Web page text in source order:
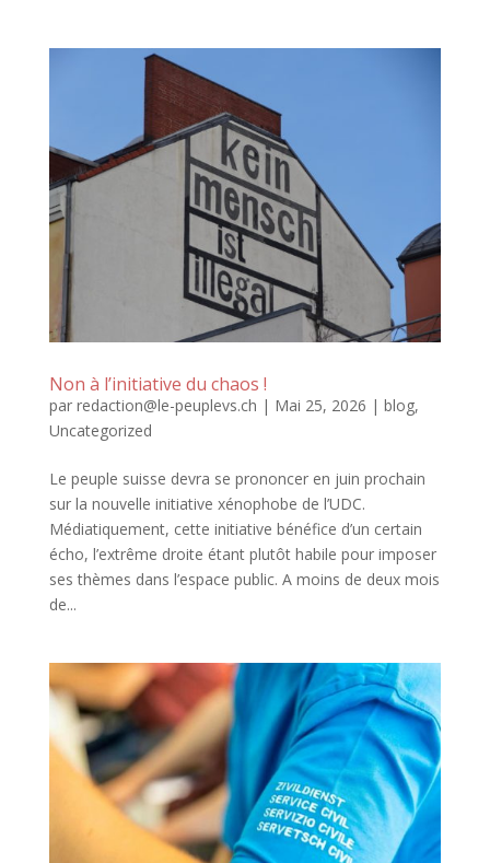
Non à l’initiative du chaos !
par redaction@le-peuplevs.ch | Mai 25, 2026 | blog,
Uncategorized
Le peuple suisse devra se prononcer en juin prochain
sur la nouvelle initiative xénophobe de l’UDC.
Médiatiquement, cette initiative bénéfice d’un certain
écho, l’extrême droite étant plutôt habile pour imposer
ses thèmes dans l’espace public. A moins de deux mois
de...